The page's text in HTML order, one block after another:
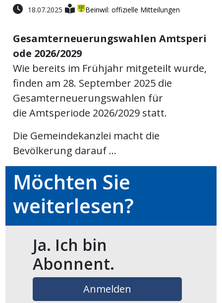
Paper
App
Auw
Auw:
offizielle
Mitteilungen
18.07.2025 Beinwil: offizielle Mitteilungen
Gesamterneuerungswahlen Amtsperi
ode 2026/2029
Wie bereits im Frühjahr mitgeteilt wurde,
finden am 28. September 2025 die
Gesamterneuerungswahlen für
die Amtsperiode 2026/2029 statt.
Die Gemeindekanzlei macht die
Bevölkerung darauf ...
Möchten Sie
weiterlesen?
Ja. Ich bin
Abonnent.
Anmelden